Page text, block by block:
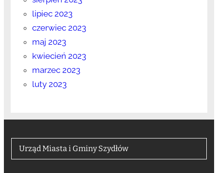
lipiec 2023
czerwiec 2023
maj 2023
kwiecień 2023
marzec 2023
luty 2023
Urząd Miasta i Gminy Szydłów